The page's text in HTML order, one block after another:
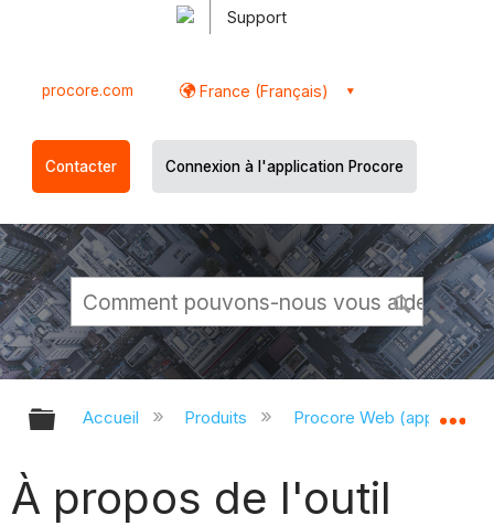
Support
procore.com France (Français)
Contacter Connexion à l'application Procore
Développer/réduire la hiérarchie
Accueil Produits Procore Web
À propos de l'outil